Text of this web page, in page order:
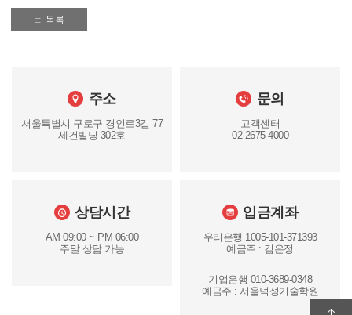
목록
주소
서울특별시 구로구 경인로3길 77
세건빌딩 302호
문의
고객센터
02-2675-4000
상담시간
AM 09:00 ~ PM 06:00
주말 상담 가능
입금계좌
우리은행 1005-101-371393
예금주 : 김은정
기업은행 010-3689-0348
예금주 : 서울덕성기술학원